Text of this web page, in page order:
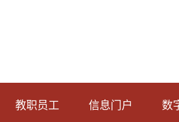
教职员工 信息门户 数